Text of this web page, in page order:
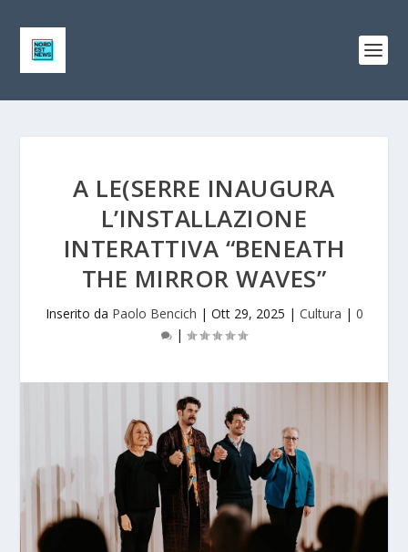
A LE(SERRE INAUGURA
L’INSTALLAZIONE
INTERATTIVA “BENEATH
THE MIRROR WAVES”
Inserito da Paolo Bencich | Ott 29, 2025 | Cultura | 0
|